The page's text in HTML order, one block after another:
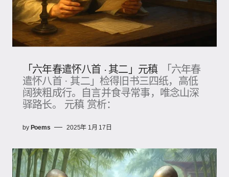
「六年春遣怀八首 · 其二」元稹
「六年春
遣怀八首 · 其二」检得旧书三四纸，高低
阔狭粗成行。自言并食寻常事，唯念山深
驿路长。 元稹 赏析：
by Poems 2025年 1月 17日